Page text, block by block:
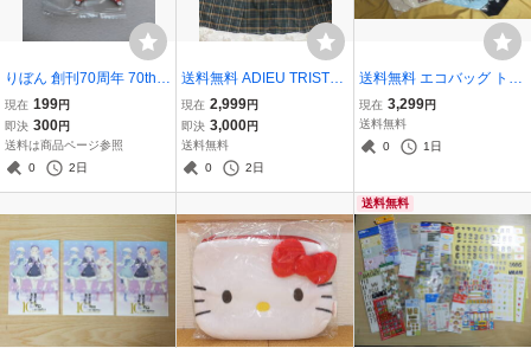
りぼん 創刊70周年 70th
カプセルラバーマスコッ
ト ラバーストラップ 神風
怪盗ジャンヌ 日下部まろ
ん 種村有菜 ガシャポン G
現在 199円
即決 300円
送料は商品ページ参照
0
2日
送料無料 ADIEU TRISTES
SE アデュートリステス BI
GI ビギ チェック ロング丈
ワンピース 長袖 軽量 ゆっ
たり 前開き ネイビー系 透
現在 2,999円
即決 3,000円
送料無料
0
2日
送料無料 エコバッグ トー
トバッグ ランチ 巾着 企業
ノベルティ 等 まとめ 大量
ほぼ未使用 未開封品 IKEA
現在 3,299円
送料無料
0
1日
送料無料